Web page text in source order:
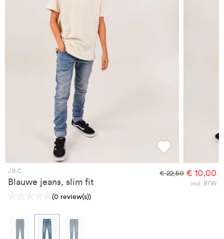
JBC
Blauwe jeans, slim fit
(0 review(s))
€ 22,50 € 10,00
incl. BTW